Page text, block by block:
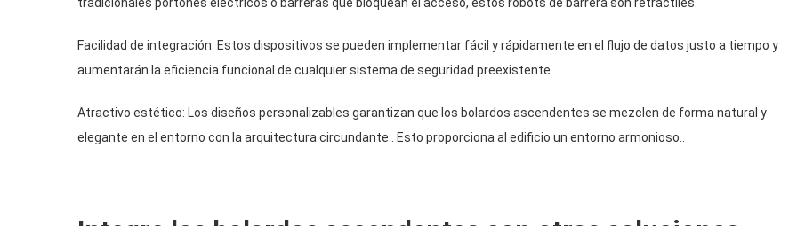
Facilidad de integración: Estos dispositivos se pueden implementar fácil y rápidamente en el flujo de datos justo a tiempo y
aumentarán la eficiencia funcional de cualquier sistema de seguridad preexistente..
Atractivo estético: Los diseños personalizables garantizan que los bolardos ascendentes se mezclen de forma natural y
elegante en el entorno con la arquitectura circundante.. Esto proporciona al edificio un entorno armonioso..